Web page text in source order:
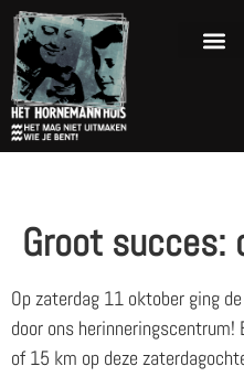
de
inhoud
Groot succes:
Op zaterdag 11 oktober ging
door ons
of 15 km op deze